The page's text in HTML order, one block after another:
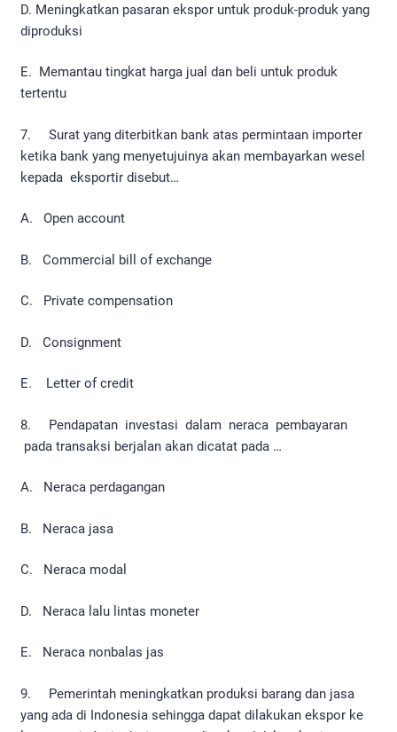
D. Meningkatkan pasaran ekspor untuk produk-produk yang
diproduksi
E. Memantau tingkat harga jual dan beli untuk produk
tertentu
7. Surat yang diterbitkan bank atas permintaan importer
ketika bank yang menyetujuinya akan membayarkan wesel
kepada eksportir disebut…
A. Open account
B. Commercial bill of exchange
C. Private compensation
D. Consignment
E. Letter of credit
8. Pendapatan investasi dalam neraca pembayaran
pada transaksi berjalan akan dicatat pada …
A. Neraca perdagangan
B. Neraca jasa
C. Neraca modal
D. Neraca lalu lintas moneter
E. Neraca nonbalas jas
9. Pemerintah meningkatkan produksi barang dan jasa
yang ada di Indonesia sehingga dapat dilakukan ekspor ke